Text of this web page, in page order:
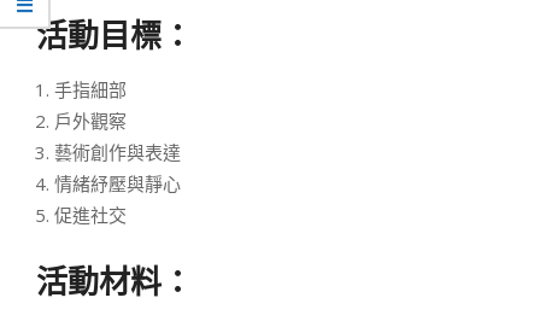
活動目標：
手指細部
戶外觀察
藝術創作與表達
情緒紓壓與靜心
促進社交
活動材料：